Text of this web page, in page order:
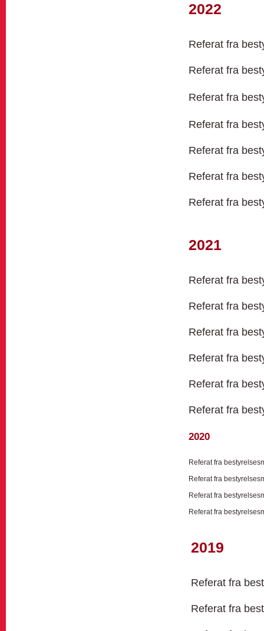
2022
Referat fra
Referat fra
Referat fra
Referat fra
Referat fra
Referat fra
Referat fra
2021
Referat fra
Referat fra
Referat fra
Referat fra
Referat fra
Referat fra
2020
Referat fra
Referat fra
Referat fra
Referat fra
2019
Referat fra
Referat fra